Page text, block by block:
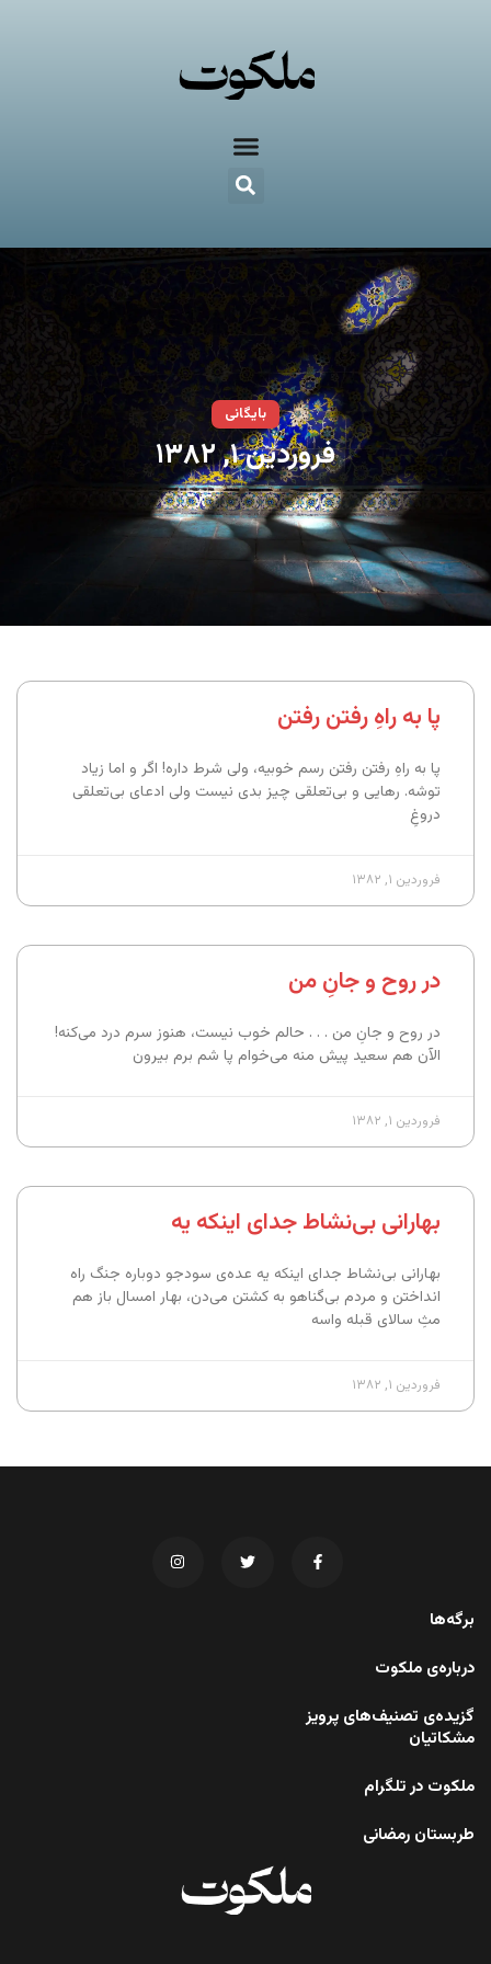
بایگانی
فروردین ۱, ۱۳۸۲
پا به راهِ رفتن رفتن
پا به راهِ رفتن رفتن رسم خوبیه، ولی شرط داره! اگر و اما زیاد
توشه. رهایی و بی‌تعلقی چیز بدی نیست ولی ادعای بی‌تعلقی
دروغِ
فروردین ۱, ۱۳۸۲
در روح و جانِ من
در روح و جانِ من . . . حالم خوب نیست، هنوز سرم درد می‌کنه!
الآن هم سعید پیش منه می‌خوام پا شم برم بیرون
فروردین ۱, ۱۳۸۲
بهارانی بی‌نشاط جدای اینکه یه
بهارانی بی‌نشاط جدای اینکه یه عده‌ی سودجو دوباره جنگ راه
انداختن و مردم بی‌گناهو به کشتن می‌دن، بهار امسال باز هم
مثِ سالای قبله واسه
فروردین ۱, ۱۳۸۲
برگه‌ها
درباره‌ی ملکوت
گزیده‌ی تصنیف‌های پرویز
مشکاتیان
ملکوت در تلگرام
طربستان رمضانی